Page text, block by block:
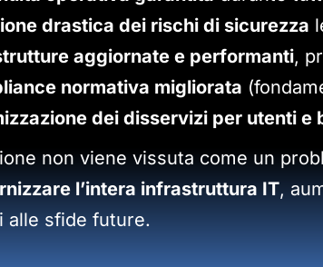
drastica dei rischi di sicurezza
aggiornate e performanti,
normativa migliorata
dei disservizi per utenti e
non viene vissuta come un
l’intera infrastruttura IT,
alle sfide future.